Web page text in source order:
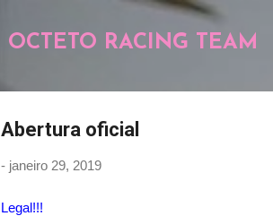
OCTETO RACING TEAM
Abertura oficial
- janeiro 29, 2019
Legal!!!